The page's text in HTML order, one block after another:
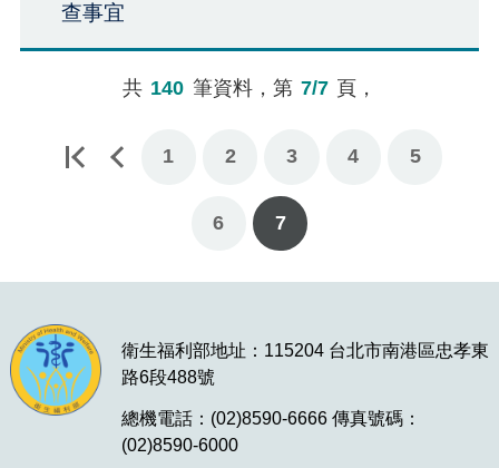
查事宜
共 140 筆資料，第 7/7 頁，
1 2 3 4 5
6 7
衛生福利部地址：115204 台北市南港區忠孝東
路6段488號
總機電話：(02)8590-6666 傳真號碼：
(02)8590-6000